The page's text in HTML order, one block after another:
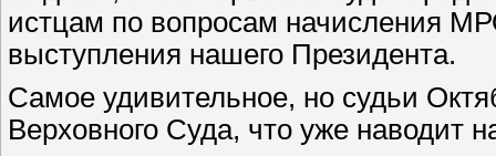
истцам по вопросам начисления
выступления нашего Президента.
Самое удивительное, но судьи
Верховного Суда, что уже